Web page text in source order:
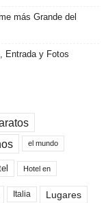
más Grande del
Entrada y Fotos
el mundo
Hotel en
Italia Lugares